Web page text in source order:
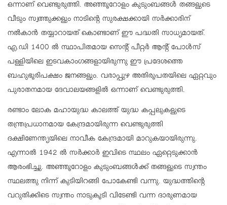
ഒന്നാണ് വെണ്ടുരുത്തി. അഞ്ഞൂറോളം കുടുംബങ്ങള്‍ തങ്ങളുടെ
വീടും സ്വത്തുക്കളും നാടിന്റെ സുരക്ഷക്കായി സര്‍ക്കാരിന്
നല്‍കാന്‍ തയ്യാറായത്‌ കൊണ്ടാണ് ഈ പദ്ധതി സാധ്യമായത്.
എ.ഡി 1400 ല്‍ സ്ഥാപിതമായ സെന്റ് പീറ്റര്‍ ആന്റ് പോള്‍സ്
പള്ളിയിലെ ഇടവകാംഗങ്ങളായിരുന്നു ഈ പ്രദേശത്തെ
ബഹുഭൂരിപക്ഷം ജനങ്ങളും. വരാപ്പുഴ അതിരൂപതയിലെ ഏറ്റവും
പുരാതനമായ ദേവാലയങ്ങളില്‍ ഒന്നാണ് വെണ്ടുരുത്തി.
രണ്ടാം ലോക മഹായുദ്ധ കാലത്ത് യുദ്ധ കപ്പലുകളുടെ
തന്ത്രപ്രധാനമായ കേന്ദ്രമായിരുന്ന വെണ്ടുരുത്തി
ദക്ഷിണേന്ത്യയിലെ നാവീക കേന്ദ്രമായി മാറുകയായിരുന്നു.
എന്നാല്‍ 1942 ല്‍ സര്‍ക്കാര്‍ ഇവിടെ സ്ഥലം ഏറ്റെടുക്കാന്‍
ആരംഭിച്ചു. അഞ്ഞൂറോളം കുടുംബങ്ങള്‍ക്ക് തങ്ങളുടെ സ്വന്തം
സ്ഥലത്തു നിന്ന് കുടിയിറങ്ങി പോകേണ്ടി വന്നു. യുദ്ധത്തിന്റെ
വറുതിക്കിടെ സ്വന്തം നാടുകൂടി വിടേണ്ടി വന്ന ദാരുണമായ